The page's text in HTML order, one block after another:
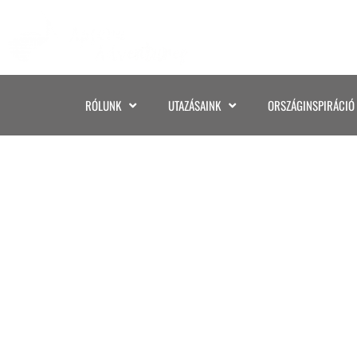
RÓLUNK UTAZÁSAINK ORSZÁGINSPIRÁCIÓ